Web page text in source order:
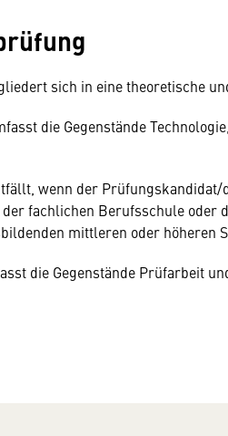
sich in eine theoretische
die Gegenstände
wenn der
fachlichen Berufsschule oder
mittleren oder höheren
die Gegenstände Prüfarbeit